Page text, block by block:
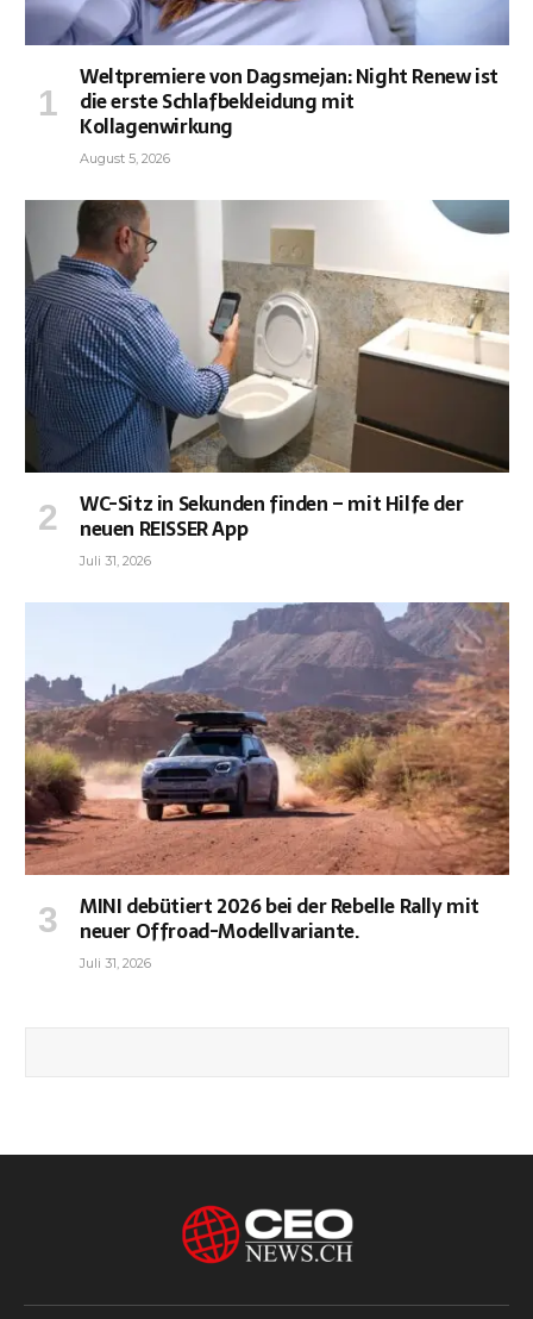
Weltpremiere von Dagsmejan: Night Renew ist
die erste Schlafbekleidung mit
Kollagenwirkung
August 5, 2026
WC-Sitz in Sekunden finden – mit Hilfe der
neuen REISSER App
Juli 31, 2026
MINI debütiert 2026 bei der Rebelle Rally mit
neuer Offroad-Modellvariante.
Juli 31, 2026